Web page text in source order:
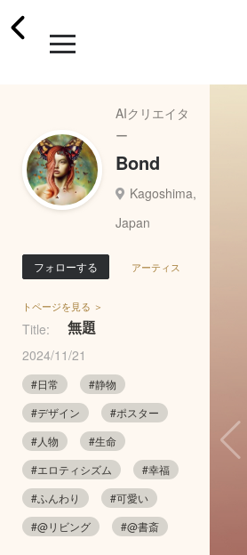
AIクリエイタ
ー
Bond
Kagoshima,
Japan
フォローする アーティス
トページを見る ＞
Title: 無題
2024/11/21
#日常
#静物
#デザイン
#ポスター
#人物
#生命
#エロティシズム
#幸福
#ふんわり
#可愛い
#@リビング
#@書斎